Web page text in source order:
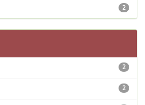
2
2
2